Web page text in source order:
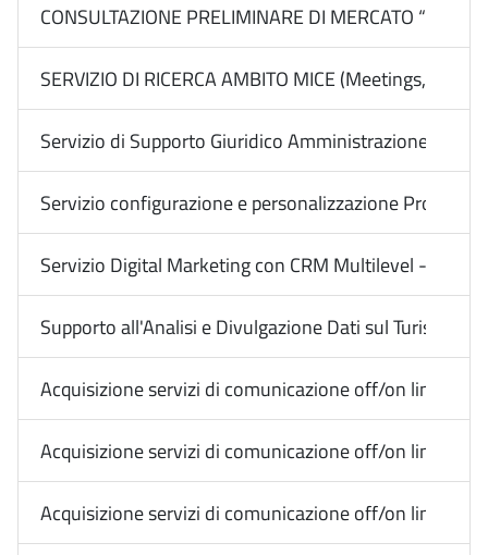
CONSULTAZIONE PRELIMINARE DI MERCATO
SERVIZIO DI RICERCA AMBITO MICE (Meetings,
Servizio di Supporto Giuridico Amministrazione
Servizio configurazione e personalizzazione
Servizio Digital Marketing con CRM Multilevel -
Supporto all'Analisi e Divulgazione Dati sul Turismo in
Acquisizione servizi di comunicazione off/on line
Acquisizione servizi di comunicazione off/on line
Acquisizione servizi di comunicazione off/on line